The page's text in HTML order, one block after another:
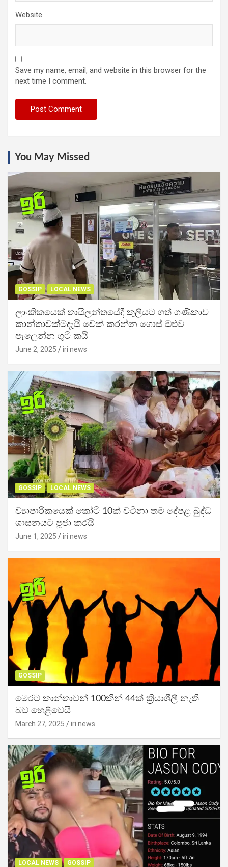
Website
Save my name, email, and website in this browser for the
next time I comment.
You May Missed
GOSSIP LOCAL NEWS
ලාංකිකයෙක් තායිලන්තයේදී කුලියට ගත් ගණිකාව
කාන්තාවක්මදැයි චෙක් කරන්න ගොස් ඔළුව
පැලෙන්න ගුටි කයි
June 2, 2025 iri news
GOSSIP LOCAL NEWS
ව්‍යාපාරිකයෙක් කෝටි 10ක් වටිනා තම දේපළ බුද්ධ
ශාසනයට පූජා කරයි
June 1, 2025 iri news
GOSSIP
මෙරට කාන්තාවන් 100කින් 44ක් ක්‍රියාශීලී නැති
බව හෙළිවෙයි
March 27, 2025 iri news
LOCAL NEWS GOSSIP